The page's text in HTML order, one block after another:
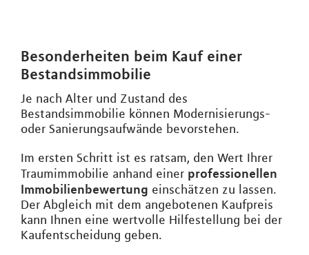
Besonderheiten beim Kauf einer
Bestandsimmobilie
Je nach Alter und Zustand des
Bestandsimmobilie können Modernisierungs-
oder Sanierungsaufwände bevorstehen.
Im ersten Schritt ist es ratsam, den Wert Ihrer
Traumimmobilie anhand einer professionellen
Immobilienbewertung einschätzen zu lassen.
Der Abgleich mit dem angebotenen Kaufpreis
kann Ihnen eine wertvolle Hilfestellung bei der
Kaufentscheidung geben.